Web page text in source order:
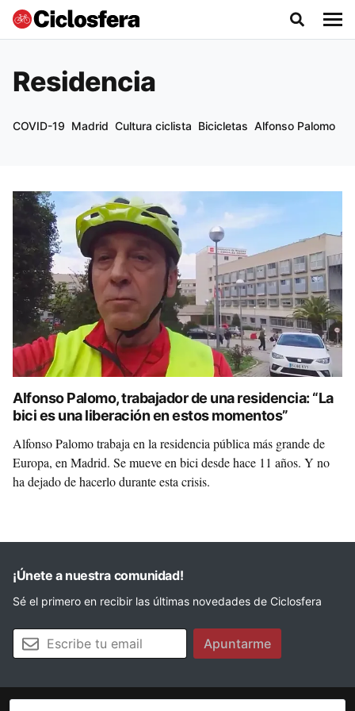
Residencia
COVID-19 Madrid Cultura ciclista Bicicletas Alfonso Palomo
Alfonso Palomo, trabajador de una residencia: “La
bici es una liberación en estos momentos”
Alfonso Palomo trabaja en la residencia pública más grande de
Europa, en Madrid. Se mueve en bici desde hace 11 años. Y no
ha dejado de hacerlo durante esta crisis.
¡Únete a nuestra comunidad!
Sé el primero en recibir las últimas novedades de Ciclosfera
Tu email Apuntarme